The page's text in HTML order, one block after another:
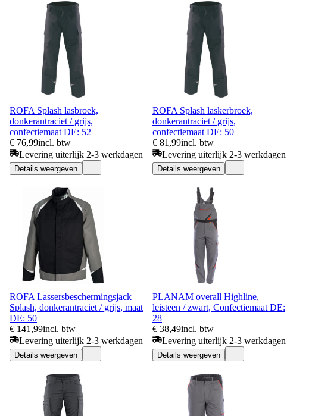
ROFA Splash lasbroek,
donkerantraciet / grijs,
confectiemaat DE: 52
€ 76,99incl. btw
Levering uiterlijk 2-3 werkdagen
Details weergeven
ROFA Splash laskerbroek,
donkerantraciet / grijs,
confectiemaat DE: 50
€ 81,99incl. btw
Levering uiterlijk 2-3 werkdagen
Details weergeven
ROFA Lassersbeschermingsjack
Splash, donkerantraciet / grijs, maat
DE: 50
€ 141,99incl. btw
Levering uiterlijk 2-3 werkdagen
Details weergeven
PLANAM overall Highline,
leisteen / zwart, Confectiemaat DE:
28
€ 38,49incl. btw
Levering uiterlijk 2-3 werkdagen
Details weergeven